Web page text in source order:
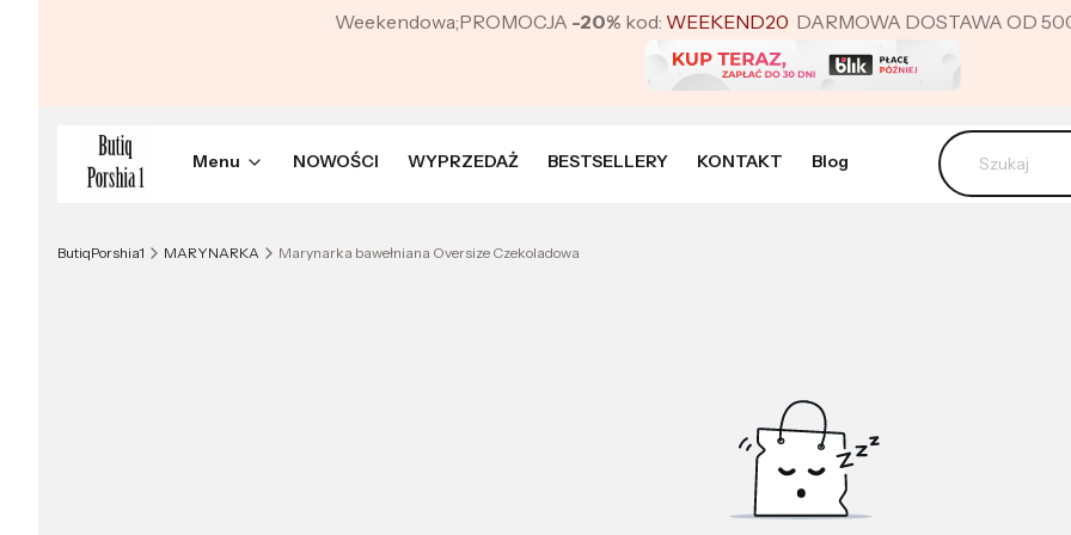
Weekendowa;PROMOCJA -20% kod: WEEKEND20 DARMOWA DOSTAWA OD
Menu NOWOŚCI WYPRZEDAŻ BESTSELLERY KONTAKT Blog
ButiqPorshia1 MARYNARKA Marynarka bawełniana Oversize Czekoladowa